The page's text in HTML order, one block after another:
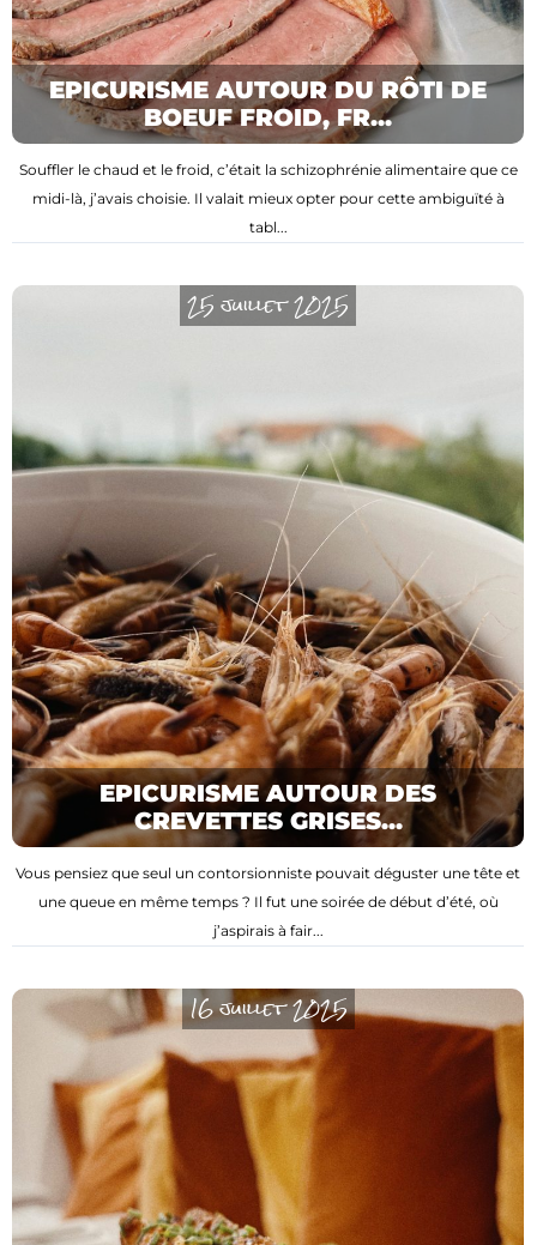
EPICURISME AUTOUR DU RÔTI DE
BOEUF FROID, FR...
Souffler le chaud et le froid, c’était la schizophrénie alimentaire que ce
midi-là, j’avais choisie. Il valait mieux opter pour cette ambiguïté à
tabl...
25 juillet 2025
EPICURISME AUTOUR DES
CREVETTES GRISES...
Vous pensiez que seul un contorsionniste pouvait déguster une tête et
une queue en même temps ? Il fut une soirée de début d’été, où
j’aspirais à fair...
16 juillet 2025